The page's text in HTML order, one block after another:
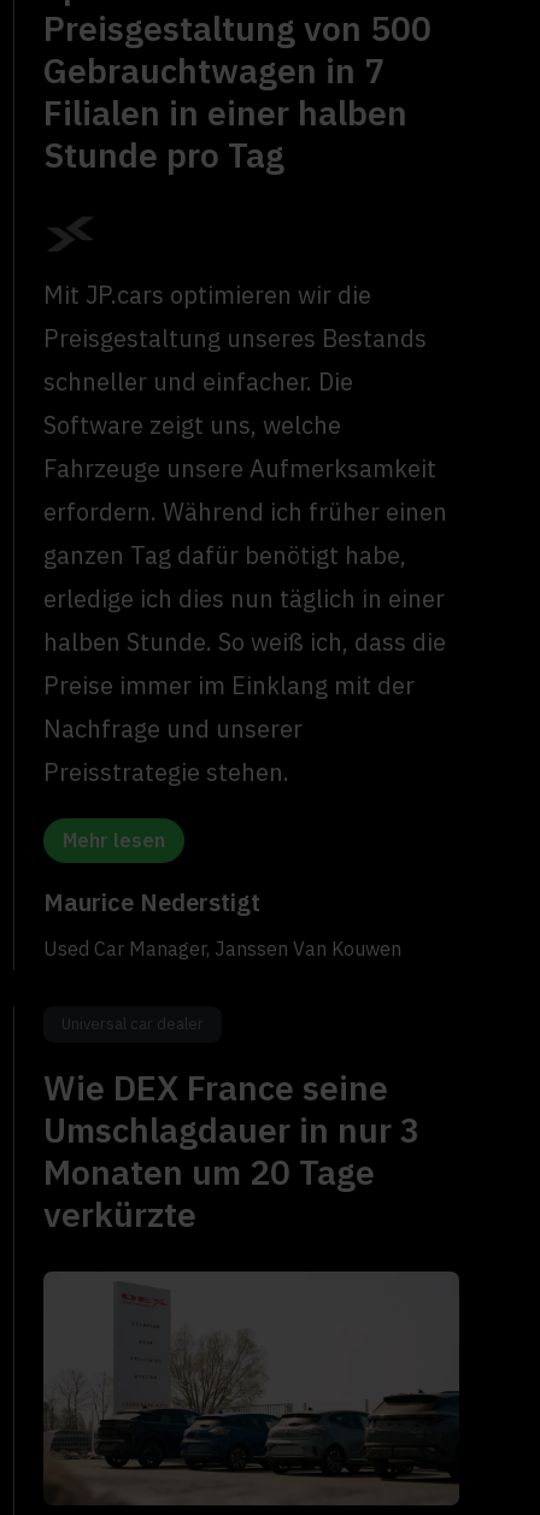
Preisgestaltung von 500
Gebrauchtwagen in 7
Filialen in einer halben
Stunde pro Tag
Mit JP.cars optimieren wir die
Preisgestaltung unseres Bestands
schneller und einfacher. Die
Software zeigt uns, welche
Fahrzeuge unsere Aufmerksamkeit
erfordern. Während ich früher einen
ganzen Tag dafür benötigt habe,
erledige ich dies nun täglich in einer
halben Stunde. So weiß ich, dass die
Preise immer im Einklang mit der
Nachfrage und unserer
Preisstrategie stehen.
Mehr lesen
Maurice Nederstigt
Used Car Manager, Janssen Van Kouwen
Universal car dealer
Wie DEX France seine
Umschlagdauer in nur 3
Monaten um 20 Tage
verkürzte